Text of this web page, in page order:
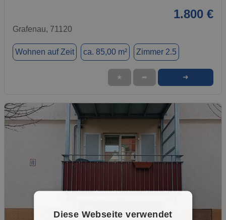
1.800 €
Grafenau, 71120
Wohnen auf Zeit ca. 85,00 m² Zimmer 2.5
★ ➦ ➜
Diese Webseite verwendet